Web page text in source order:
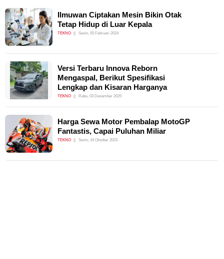
Ilmuwan Ciptakan Mesin Bikin Otak
Tetap Hidup di Luar Kepala
TEKNO Senin, 05 Februari 2024
Versi Terbaru Innova Reborn
Mengaspal, Berikut Spesifikasi
Lengkap dan Kisaran Harganya
TEKNO Rabu, 03 Desember 2025
Harga Sewa Motor Pembalap MotoGP
Fantastis, Capai Puluhan Miliar
TEKNO Senin, 16 Oktober 2023